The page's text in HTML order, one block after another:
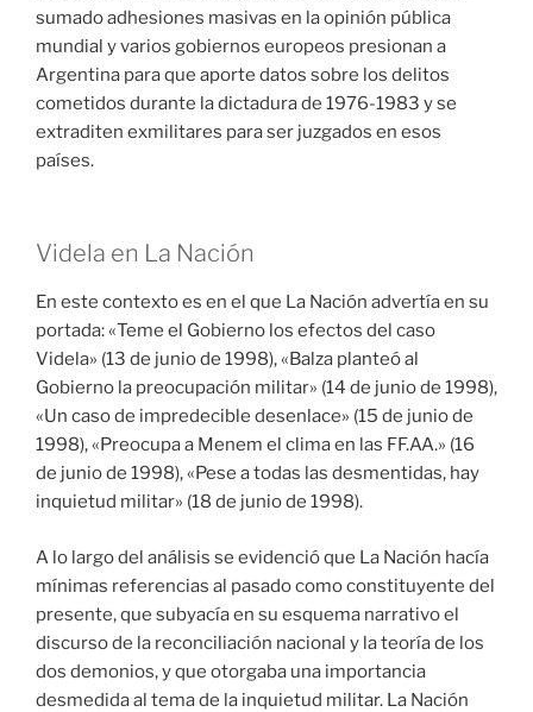
sumado adhesiones masivas en la opinión pública
mundial y varios gobiernos europeos presionan a
Argentina para que aporte datos sobre los delitos
cometidos durante la dictadura de 1976-1983 y se
extraditen exmilitares para ser juzgados en esos
países.
Videla en La Nación
En este contexto es en el que La Nación advertía en su
portada: «Teme el Gobierno los efectos del caso
Videla» (13 de junio de 1998), «Balza planteó al
Gobierno la preocupación militar» (14 de junio de 1998),
«Un caso de impredecible desenlace» (15 de junio de
1998), «Preocupa a Menem el clima en las FF.AA.» (16
de junio de 1998), «Pese a todas las desmentidas, hay
inquietud militar» (18 de junio de 1998).
A lo largo del análisis se evidenció que La Nación hacía
mínimas referencias al pasado como constituyente del
presente, que subyacía en su esquema narrativo el
discurso de la reconciliación nacional y la teoría de los
dos demonios, y que otorgaba una importancia
desmedida al tema de la inquietud militar. La Nación